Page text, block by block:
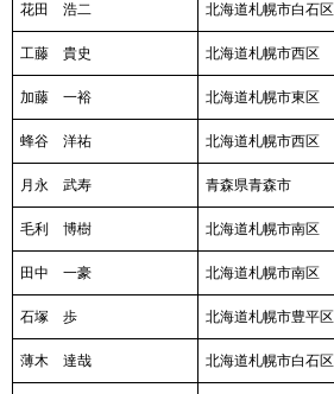
花田 浩二 北海道札幌市白石区
工藤 貴史 北海道札幌市西区
加藤 一裕 北海道札幌市東区
蜂谷 洋祐 北海道札幌市西区
月永 武寿 青森県青森市
毛利 博樹 北海道札幌市南区
田中 一豪 北海道札幌市南区
石塚 歩 北海道札幌市豊平区
薄木 達哉 北海道札幌市白石区